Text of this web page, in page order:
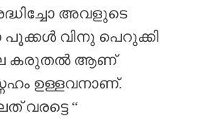
അവളുടെ
വിനു പെറുക്കി
കരുതൽ ആണ്
ഉള്ളവനാണ്.
വരട്ടെ “